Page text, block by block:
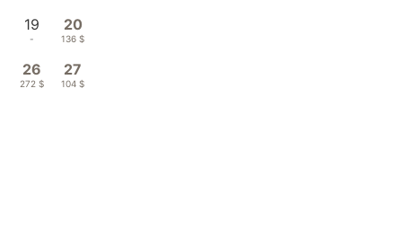
19
-
20
136 $
26
272 $
27
104 $